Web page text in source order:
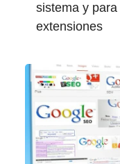
sistema y
extensiones